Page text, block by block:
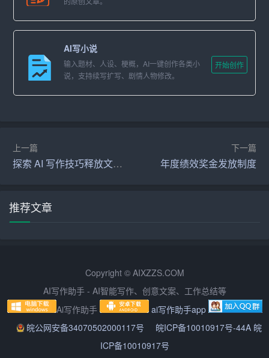
（2）启动学校消防应急预案，组织救援力量迅速集结。
（3）校领导到达现场，成立现场指挥部，统一指挥救援工
（4）各部门按照预案分工，迅速展开救援行动。
（1）救援人员到达现场后，立即进行火源扑救。
（2）校医和救援人员迅速救治受伤人员。
通。
（1）启动疏散逃生预案，通知师生迅速撤离火灾现场。
（2）各部门负责人组织师生有秩序地撤离，防止发生踩踏
事故。
AI写小说
输入题材、人设、梗概，AI一键创作各类小
说，支持续写扩写、剧情人物修改。
开始创作
上一篇
探索 AI 写作技巧释放文字魅力
下一篇
年度绩效奖金发放制度
推荐文章
Copyright © AIXZZS.COM
AI写作助手 - AI智能写作、创意文案、工作总结等
Ai写作助手
ai写作助手app
皖公网安备34070502000117号
皖ICP备10010917号-44A 皖
ICP备10010917号